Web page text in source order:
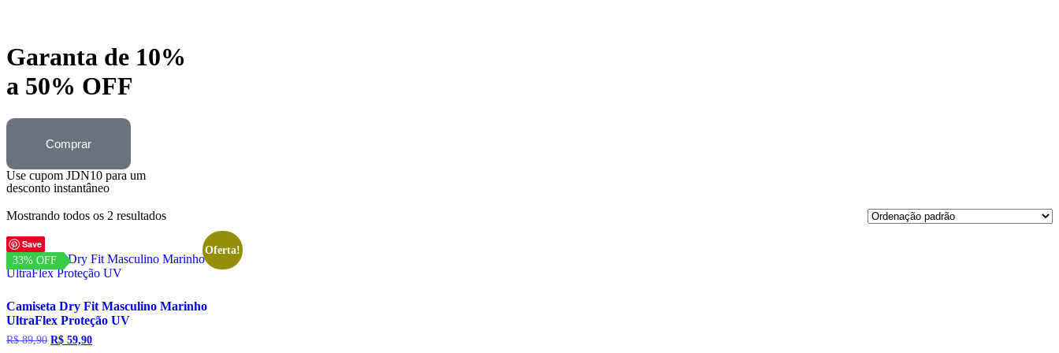
Garanta de 10%
a 50% OFF
Comprar
Use cupom JDN10 para um
desconto instantâneo
Mostrando todos os 2 resultados
Save
Oferta!
33% OFF
Camiseta Dry Fit Masculino Marinho
UltraFlex Proteção UV
R$89,90 R$ 59,90